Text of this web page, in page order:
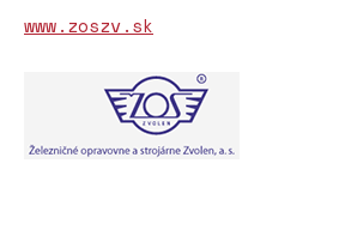
www.zoszv.sk